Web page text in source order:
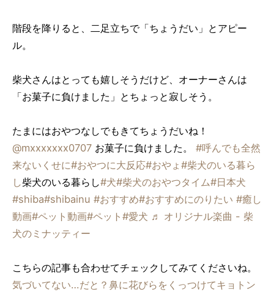
階段を降りると、二足立ちで「ちょうだい」とアピー
ル。
柴犬さんはとっても嬉しそうだけど、オーナーさんは
「お菓子に負けました」とちょっと寂しそう。
たまにはおやつなしでもきてちょうだいね！
@mxxxxxxx0707 お菓子に負けました。 #呼んでも全然
来ないくせに#おやつに大反応#おやょ #柴犬のいる暮ら
し柴犬のいる暮らし#犬#柴犬のおやつタイム#日本犬
#shiba#shibainu #おすすめ#おすすめにのりたい #癒し
動画#ペット動画#ペット #愛犬 ♬ オリジナル楽曲 - 柴
犬のミナッティー
こちらの記事も合わせてチェックしてみてくださいね。
気づいてない…だと？鼻に花びらをくっつけてキョトン